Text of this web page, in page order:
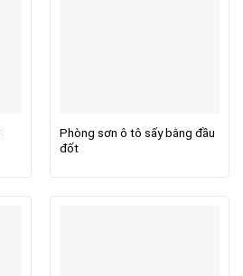
Phòng sơn ô tô sấy bằng đầu
đốt